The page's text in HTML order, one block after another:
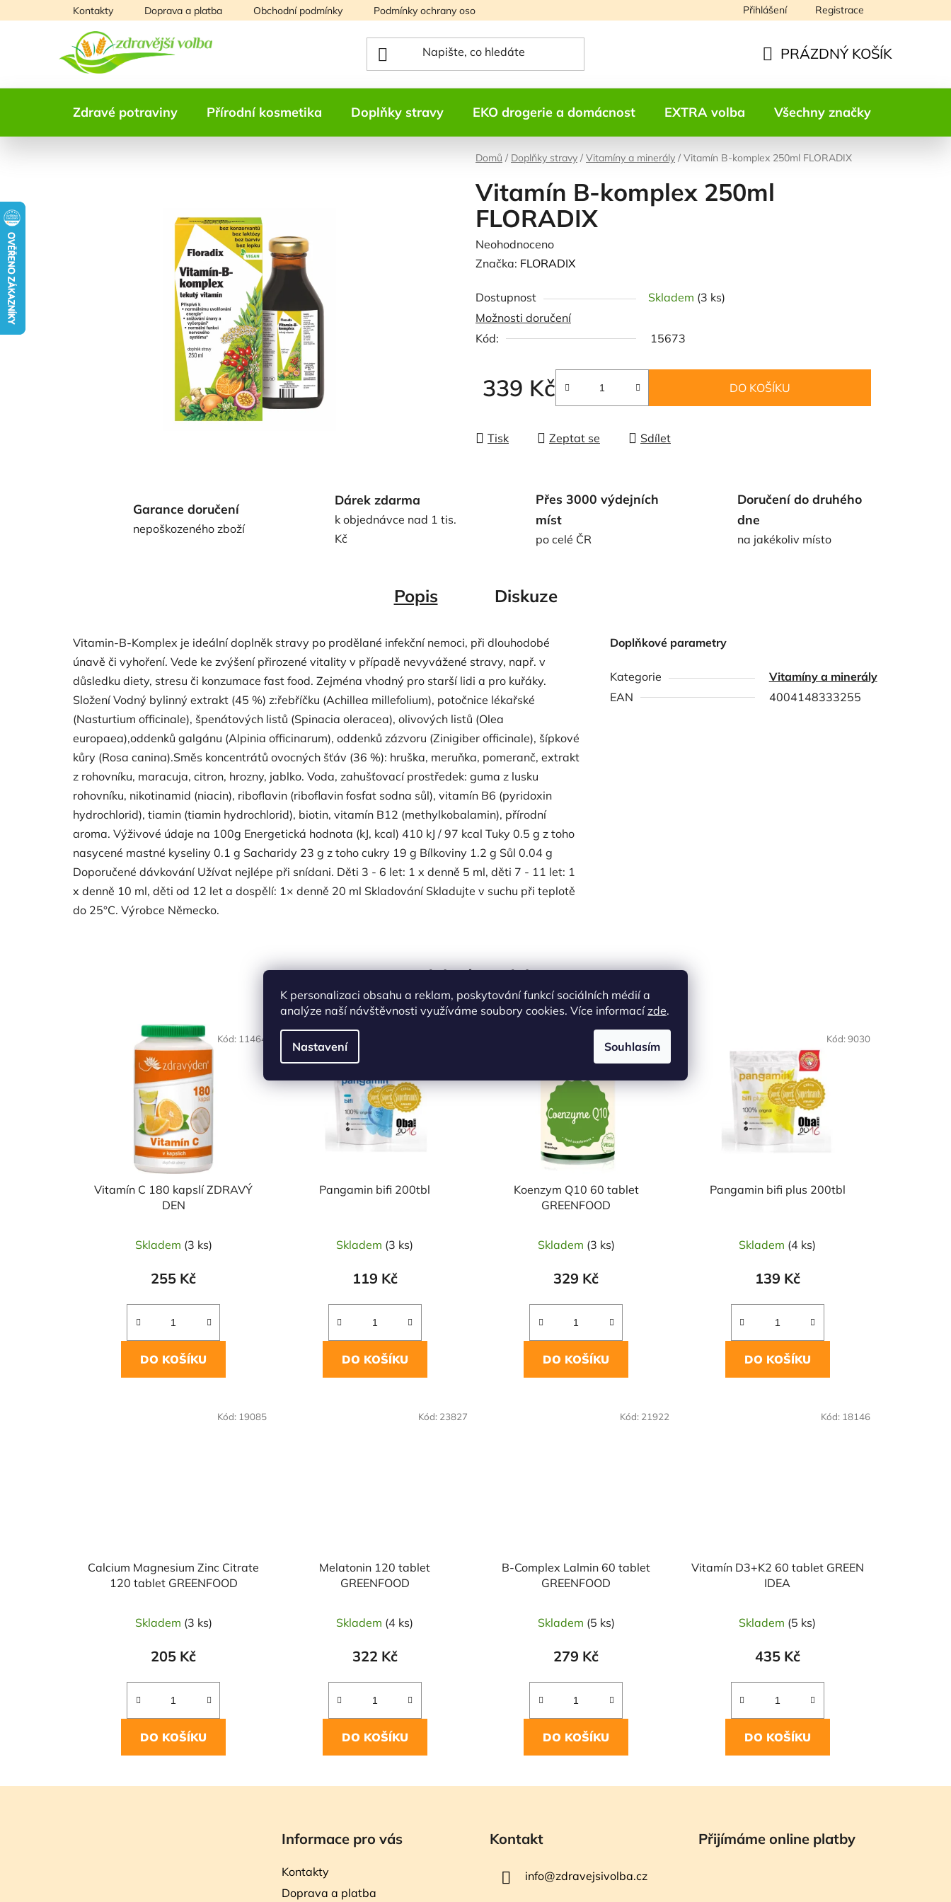
K personalizaci obsahu a reklam, poskytování funkcí sociálních médií a
analýze naší návštěvnosti využíváme soubory cookies. Více informacízde.
Nastavení Souhlasím
na
Kontakty Doprava a platba Obchodní podmínky Podmínky ochrany osobních údajů Přihlášení Registrace
KOŠÍK
PRÁZDNÝ KOŠÍK
Zdravé potraviny Přírodní kosmetika Doplňky stravy EKO drogerie a domácnost EXTRA volba Všechny značky
Domů / Doplňky stravy / Vitamíny a minerály / Vitamín B-komplex 250ml FLORADIX
Vitamín B-komplex 250ml
FLORADIX
Průměrné
hodnocení
je
0,0
z
hvězdiček.
Neohodnoceno
Značka: FLORADIX
Dostupnost Skladem (3 ks)
Možnosti doručení
Kód:
15673
339 Kč DO KOŠÍKU
Tisk Zeptat se Sdílet
Garance doručení
nepoškozeného zboží
Dárek zdarma
k objednávce nad 1 tis.
Kč
Přes 3000 výdejních
míst
po celé ČR
Doručení do druhého
dne
na jakékoliv místo
Popis Diskuze
Vitamin-B-Komplex je ideální doplněk stravy po prodělané infekční nemoci, při dlouhodobé
únavě či vyhoření. Vede ke zvýšení přirozené vitality v případě nevyvážené stravy, např. v
důsledku diety, stresu či konzumace fast food. Zejména vhodný pro starší lidi a pro kuřáky.
Složení Vodný bylinný extrakt (45 %) z:řebříčku (Achillea millefolium), potočnice lékařské
(Nasturtium officinale), špenátových listů (Spinacia oleracea), olivových listů (Olea
europaea),oddenků galgánu (Alpinia officinarum), oddenků zázvoru (Zinigiber officinale), šípkové
kůry (Rosa canina).Směs koncentrátů ovocných šťáv (36 %): hruška, meruňka, pomeranč, extrakt
z rohovníku, maracuja, citron, hrozny, jablko. Voda, zahušťovací prostředek: guma z lusku
rohovníku, nikotinamid (niacin), riboflavin (riboflavin fosfat sodna sůl), vitamín B6 (pyridoxin
hydrochlorid), tiamin (tiamin hydrochlorid), biotin, vitamín B12 (methylkobalamin), přírodní
aroma. Výživové údaje na 100g Energetická hodnota (kJ, kcal) 410 kJ / 97 kcal Tuky 0.5 g z toho
nasycené mastné kyseliny 0.1 g Sacharidy 23 g z toho cukry 19 g Bílkoviny 1.2 g Sůl 0.04 g
Doporučené dávkování Užívat nejlépe při snídani. Děti 3 - 6 let: 1 x denně 5 ml, děti 7 - 11 let: 1
x denně 10 ml, děti od 12 let a dospělí: 1× denně 20 ml Skladování Skladujte v suchu při teplotě
do 25°C. Výrobce Německo.
Doplňkové parametry
Kategorie
Vitamíny a minerály
EAN
4004148333255
Podobné produkty
Vitamín C 180 kapslí ZDRAVÝ
DEN
Skladem (3 ks)
255 Kč
DO KOŠÍKU
Kód: 11464
Pangamin bifi 200tbl
Skladem (3 ks)
119 Kč
DO KOŠÍKU
Koenzym Q10 60 tablet
GREENFOOD
Skladem (3 ks)
329 Kč
DO KOŠÍKU
Pangamin bifi plus 200tbl
Skladem (4 ks)
139 Kč
DO KOŠÍKU
Kód: 9030
Calcium Magnesium Zinc Citrate
120 tablet GREENFOOD
Skladem (3 ks)
205 Kč
DO KOŠÍKU
Kód: 19085
Melatonin 120 tablet
GREENFOOD
Skladem (4 ks)
322 Kč
DO KOŠÍKU
Kód: 23827
B-Complex Lalmin 60 tablet
GREENFOOD
Skladem (5 ks)
279 Kč
DO KOŠÍKU
Kód: 21922
Vitamín D3+K2 60 tablet GREEN
IDEA
Skladem (5 ks)
435 Kč
DO KOŠÍKU
Kód: 18146
Informace pro vás
Kontakty
Doprava a platba
Kontakt
info@zdravejsivolba.cz
Přijímáme online platby